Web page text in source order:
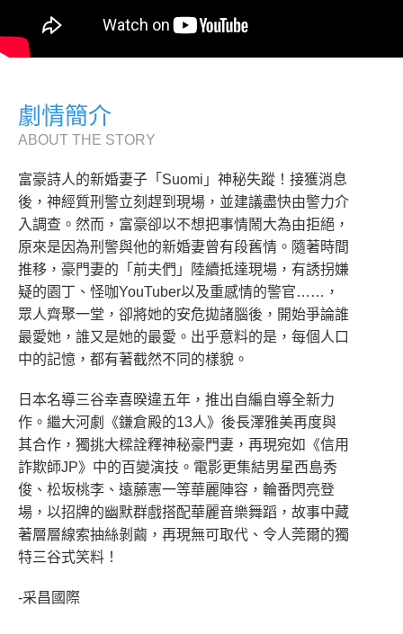
劇情簡介
ABOUT THE STORY
富豪詩人的新婚妻子「Suomi」神秘失蹤！接獲消息
後，神經質刑警立刻趕到現場，並建議盡快由警力介
入調查。然而，富豪卻以不想把事情鬧大為由拒絕，
原來是因為刑警與他的新婚妻曾有段舊情。隨著時間
推移，豪門妻的「前夫們」陸續抵達現場，有誘拐嫌
疑的園丁、怪咖YouTuber以及重感情的警官……，
眾人齊聚一堂，卻將她的安危拋諸腦後，開始爭論誰
最愛她，誰又是她的最愛。出乎意料的是，每個人口
中的記憶，都有著截然不同的樣貌。
日本名導三谷幸喜暌違五年，推出自編自導全新力
作。繼大河劇《鎌倉殿的13人》後長澤雅美再度與
其合作，獨挑大樑詮釋神秘豪門妻，再現宛如《信用
詐欺師JP》中的百變演技。電影更集結男星西島秀
俊、松坂桃李、遠藤憲一等華麗陣容，輪番閃亮登
場，以招牌的幽默群戲搭配華麗音樂舞蹈，故事中藏
著層層線索抽絲剝繭，再現無可取代、令人莞爾的獨
特三谷式笑料！
-采昌國際